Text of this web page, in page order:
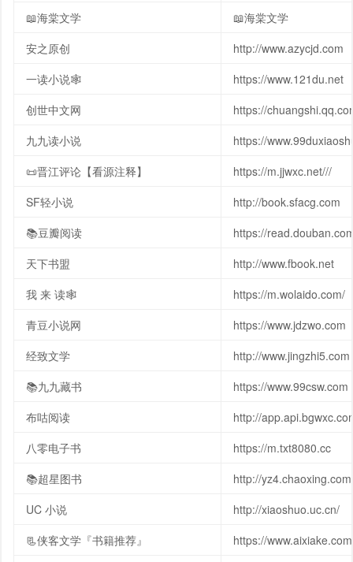
📖海棠文学
📖海棠文学
安之原创
http://www.azycjd.com
一读小说🕸
https://www.121du.net
创世中文网
https://
九九读小说
https://
📜晋江评论【看源注释】
https://m.jjwxc.net///
SF轻小说
http://book.sfacg.com
📚豆瓣阅读
https://
天下书盟
http://www.fbook.net
我 来 读🕸
https://m.wolaido.com/
青豆小说网
https://www.jdzwo.com
经致文学
http://www.jingzhi5.com
📚九九藏书
https://www.99csw.com
布咕阅读
http://
八零电子书
https://m.txt8080.cc
📚超星图书
http://yz4.chaoxing.com
UC 小说
http://xiaoshuo.uc.cn/
📃侠客文学『书籍推荐』
https://